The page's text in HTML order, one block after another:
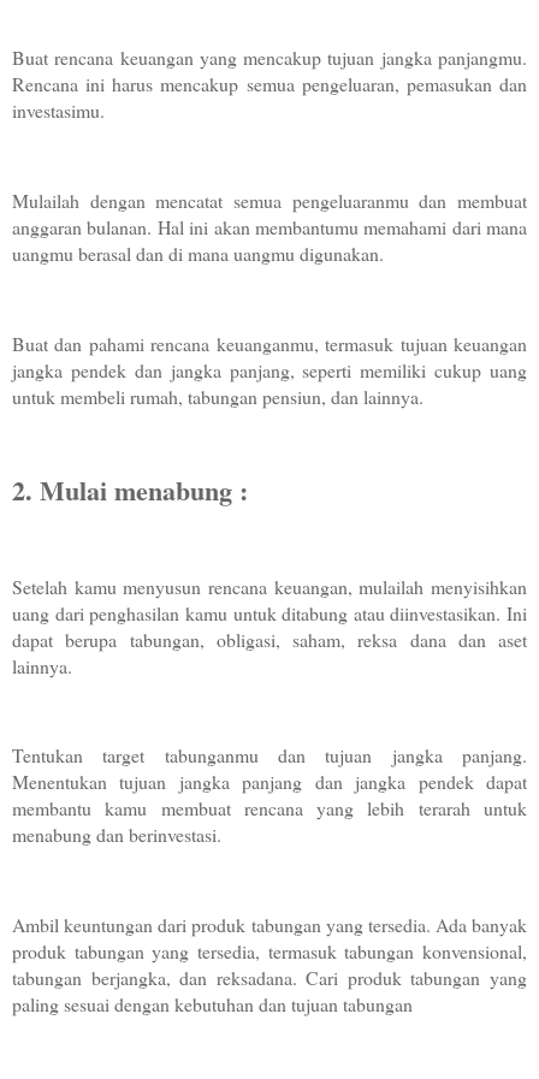
Buat rencana keuangan yang mencakup tujuan jangka panjangmu.
Rencana ini harus mencakup semua pengeluaran, pemasukan dan
investasimu.
Mulailah dengan mencatat semua pengeluaranmu dan membuat
anggaran bulanan. Hal ini akan membantumu memahami dari mana
uangmu berasal dan di mana uangmu digunakan.
Buat dan pahami rencana keuanganmu, termasuk tujuan keuangan
jangka pendek dan jangka panjang, seperti memiliki cukup uang
untuk membeli rumah, tabungan pensiun, dan lainnya.
2. Mulai menabung :
Setelah kamu menyusun rencana keuangan, mulailah menyisihkan
uang dari penghasilan kamu untuk ditabung atau diinvestasikan. Ini
dapat berupa tabungan, obligasi, saham, reksa dana dan aset
lainnya.
Tentukan target tabunganmu dan tujuan jangka panjang.
Menentukan tujuan jangka panjang dan jangka pendek dapat
membantu kamu membuat rencana yang lebih terarah untuk
menabung dan berinvestasi.
Ambil keuntungan dari produk tabungan yang tersedia. Ada banyak
produk tabungan yang tersedia, termasuk tabungan konvensional,
tabungan berjangka, dan reksadana. Cari produk tabungan yang
paling sesuai dengan kebutuhan dan tujuan tabungan